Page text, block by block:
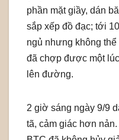
phần mặt giầy, dán
sắp xếp đồ đạc; tới
ngủ nhưng không
đã chợp được một
lên đường.
2 giờ sáng ngày 9/9
tã, cảm giác hơn